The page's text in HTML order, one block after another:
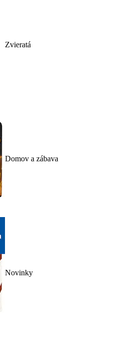
Zvieratá
Domov a zábava
Novinky